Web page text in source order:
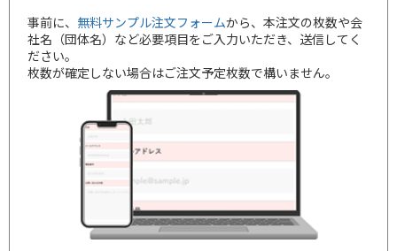
事前に、 無料サンプル注文フォームから、本注文の枚数や会
社名（団体名）など必要項目をご入力いただき、送信してく
ださい。
枚数が確定しない場合はご注文予定枚数で構いません。